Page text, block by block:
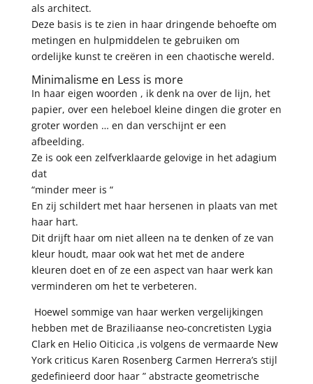
als architect.
Deze basis is te zien in haar dringende behoefte om
metingen en hulpmiddelen te gebruiken om
ordelijke kunst te creëren in een chaotische wereld.
Minimalisme en Less is more
In haar eigen woorden , ik denk na over de lijn, het
papier, over een heleboel kleine dingen die groter en
groter worden … en dan verschijnt er een
afbeelding.
Ze is ook een zelfverklaarde gelovige in het adagium
dat
“minder meer is “
En zij schildert met haar hersenen in plaats van met
haar hart.
Dit drijft haar om niet alleen na te denken of ze van
kleur houdt, maar ook wat het met de andere
kleuren doet en of ze een aspect van haar werk kan
verminderen om het te verbeteren.
Hoewel sommige van haar werken vergelijkingen
hebben met de Braziliaanse neo-concretisten Lygia
Clark en Helio Oiticica ,is volgens de vermaarde New
York criticus Karen Rosenberg Carmen Herrera’s stijl
gedefinieerd door haar ” abstracte geometrische